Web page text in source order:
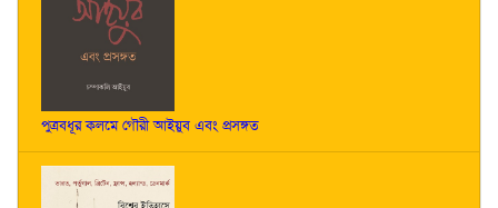
পুত্রবধূর কলমে গৌরী আইয়ুব এবং প্রসঙ্গত